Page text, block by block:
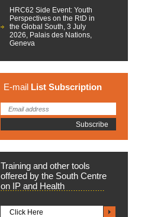
HRC62 Side Event: Youth
Perspectives on the RtD in
the Global South, 3 July
2026, Palais des Nations,
Geneva
E-mail List Subscription
Training and other tools
offered by the South Centre
on IP and Health
Click Here